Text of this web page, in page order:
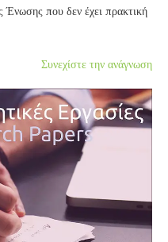
Ένωσης που δεν έχει πρακτική
Συνεχίστε την ανάγνωση